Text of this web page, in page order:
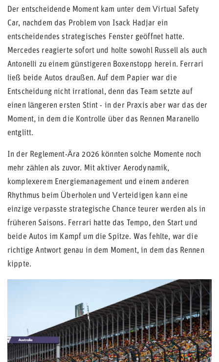
Der entscheidende Moment kam unter dem Virtual Safety
Car, nachdem das Problem von Isack Hadjar ein
entscheidendes strategisches Fenster geöffnet hatte.
Mercedes reagierte sofort und holte sowohl Russell als auch
Antonelli zu einem günstigeren Boxenstopp herein. Ferrari
ließ beide Autos draußen. Auf dem Papier war die
Entscheidung nicht irrational, denn das Team setzte auf
einen längeren ersten Stint - in der Praxis aber war das der
Moment, in dem die Kontrolle über das Rennen Maranello
entglitt.
In der Reglement-Ära 2026 könnten solche Momente noch
mehr zählen als zuvor. Mit aktiver Aerodynamik,
komplexerem Energiemanagement und einem anderen
Rhythmus beim Überholen und Verteidigen kann eine
einzige verpasste strategische Chance teurer werden als in
früheren Saisons. Ferrari hatte das Tempo, den Start und
beide Autos im Kampf um die Spitze. Was fehlte, war die
richtige Antwort genau in dem Moment, in dem das Rennen
kippte.